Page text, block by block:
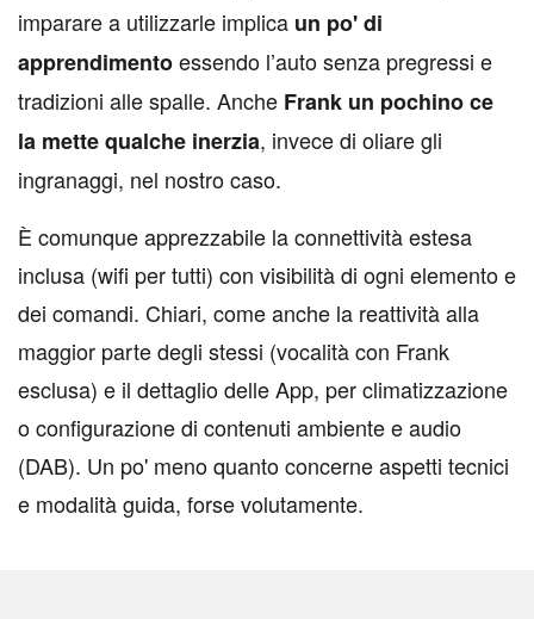
imparare a utilizzarle implica un po' di
apprendimentoessendo l’auto senza pregressi e
tradizioni alle spalle. Anche Frank un pochino ce
la mette qualche inerzia, invece di oliare gli
ingranaggi, nel nostro caso.
È comunque apprezzabile la connettività estesa
inclusa (wifi per tutti) con visibilità di ogni elemento e
dei comandi. Chiari, come anche la reattività alla
maggior parte degli stessi (vocalità con Frank
esclusa) e il dettaglio delle App, per climatizzazione
o configurazione di contenuti ambiente e audio
(DAB). Un po' meno quanto concerne aspetti tecnici
e modalità guida, forse volutamente.